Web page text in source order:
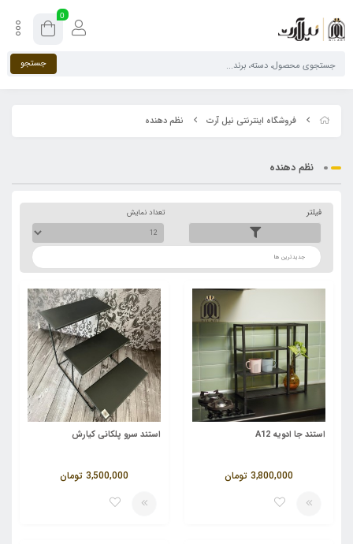
0
جستجو
فروشگاه اینترنتی نیل آرت نظم دهنده
نظم دهنده
فیلتر تعداد نمایش
ترتیب
استند جا ادویه A12
3,800,000 تومان
استند سرو پلکانی کیارش
3,500,000 تومان